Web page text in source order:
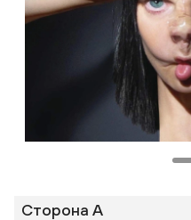
Сторона A